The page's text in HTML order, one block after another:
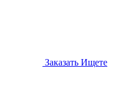
Заказать Ищете